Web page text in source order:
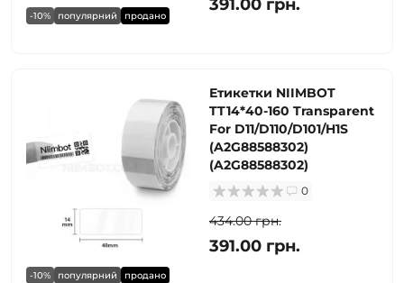
-10% популярний продано
391.00 грн.
-10% популярний продано
Етикетки NIIMBOT
TT14*40-160 Transparent
For D11/D110/D101/H1S
(A2G88588302)
(A2G88588302)
0
434.00 грн.
391.00 грн.